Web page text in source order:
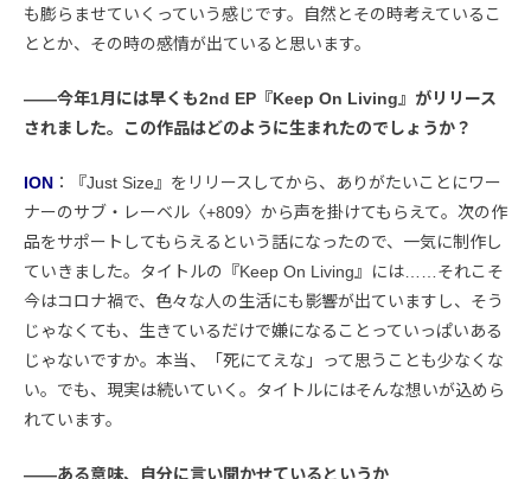
も膨らませていくっていう感じです。自然とその時考えているこ
ととか、その時の感情が出ていると思います。
――今年1月には早くも2nd EP『Keep On Living』がリリース
されました。この作品はどのように生まれたのでしょうか？
ION ：『Just Size』をリリースしてから、ありがたいことにワー
ナーのサブ・レーベル〈+809〉から声を掛けてもらえて。次の作
品をサポートしてもらえるという話になったので、一気に制作し
ていきました。タイトルの『Keep On Living』には……それこそ
今はコロナ禍で、色々な人の生活にも影響が出ていますし、そう
じゃなくても、生きているだけで嫌になることっていっぱいある
じゃないですか。本当、「死にてえな」って思うことも少なくな
い。でも、現実は続いていく。タイトルにはそんな想いが込めら
れています。
――ある意味、自分に言い聞かせているというか